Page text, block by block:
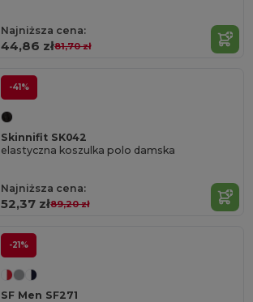
Najniższa cena:
44,86 zł81,70 zł
-41%
Skinnifit SK042
elastyczna koszulka polo damska
Najniższa cena:
52,37 zł89,20 zł
-21%
SF Men SF271